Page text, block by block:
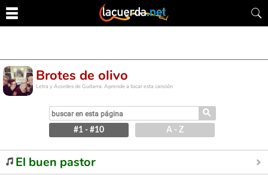
Brotes de olivo
Letra y Acordes de Guitarra. Aprende a tocar esta canción
⚲
#1 - #10 A - Z
El buen pastor